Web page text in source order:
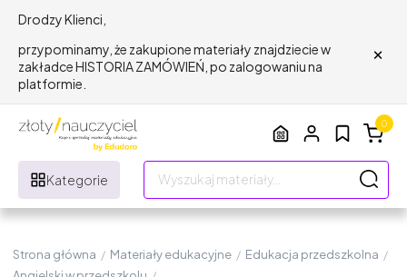
Drodzy Klienci,
przypominamy, że zakupione materiały znajdziecie w
zakładce HISTORIA ZAMÓWIEŃ, po zalogowaniu na
platformie.
×
Kategorie
0
Strona główna / Materiały edukacyjne / Edukacja przedszkolna /